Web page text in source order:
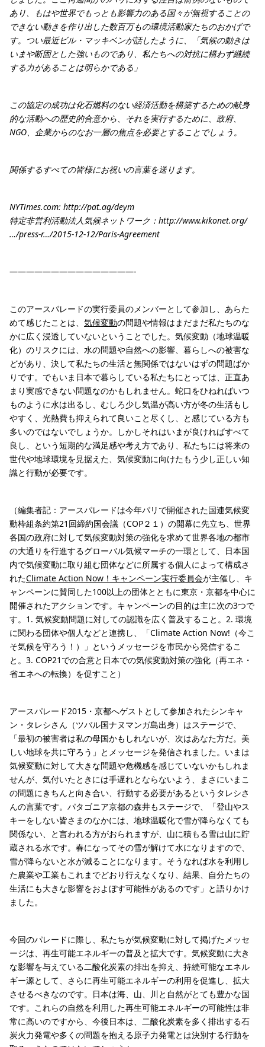
あり、もはや世界でもっとも影響力のある国々が無視することの
できない動きを作り出した数百万もの環境活動家たちのおかげで
す。つい最近ビル・マッキベンが話したように、「気候の動きは
いまや断固とした強いものであり、私たちへの対抗に構わず継続
する力があることは明らかである」
この協定の成功は化石燃料のない経済活動を構築するための献身
的な活動への歴史的合意から、それを実行するために、政府、
NGO、企業からのなお一層の焦点を必要とすることでしょう。
関係するすべての皆様にお祝いの言葉を送ります。
NYTimes.com: http://pat.ag/deym
特定非営利活動法人気候ネットワーク：http://www.kikonet.org/
…/press-r…/2015-12-12/Paris-Agreement
———————————————-
このアースパレードの実行委員のメンバーとして参加し、あらた
めて感じたことは、 気候変動の問題や情報はまだまだ私たちのな
かに広く浸透していないということでした。気候変動（地球温暖
化）のリスクには、水の問題や自然への影響、暮らしへの被害な
どがあり、決して私たちの生活と無関係ではないはずの問題ばか
りです。でもいま日本で暮らしている私たちにとっては、正直あ
まり実感できない問題なのかもしれません。蛇口をひねればいつ
ものように水は出るし、むしろ少し気温が高い方が冬の生活もし
やすく、光熱費も抑えられて良いこと尽くし、と感じている方も
多いのではないでしょうか。しかしそれはいまが良ければすべて
良し、という短期的な満足感や考え方であり、私たちには将来の
世代や地球環境を見据えた、気候変動に向けたもう少し正しい知
識と行動が必要です。
（編集者記：アースパレードは今年パリで開催された国連気候変
動枠組条約第21回締約国会議（COP２１）の開幕に先立ち、世界
各国の政府に対して気候変動対策の強化を求めて世界各地の都市
の大通りを行進するグローバル気候マーチの一環として、日本国
内で気候変動に取り組む団体などに所属する個人によって構成さ
れたClimate Action Now！キャンペーン実行委員会が主催し、キ
ャンペーンに賛同した100以上の団体とともに東京・京都を中心に
開催されたアクションです。キャンペーンの目的は主に次の3つで
す。1. 気候変動問題に対しての認識を広く普及すること。2. 環境
に関わる団体や個人などと連携し、「Climate Action Now!（今こ
そ気候を守ろう！）」というメッセージを市民から発信するこ
と。3. COP21での合意と日本での気候変動対策の強化（再エネ・
省エネへの転換）を促すこと）
アースパレード2015・京都へゲストとして参加されたシンキャ
ン・タレシさん（ツバル国ナヌマンガ島出身）はステージで、
「最初の被害者は私の母国かもしれないが、次はあなた方だ。美
しい地球を共に守ろう」とメッセージを発信されました。いまは
気候変動に対して大きな問題や危機感を感じていないかもしれま
せんが、気付いたときには手遅れとならないよう、まさにいまこ
の問題にきちんと向き合い、行動する必要があるというタレシさ
んの言葉です。パタゴニア京都の森井もステージで、「登山やス
キーをしない皆さまのなかには、地球温暖化で雪が降らなくても
関係ない、と言われる方がおられますが、山に積もる雪は山に貯
蔵される水です。春になってその雪が解けて水になりますので、
雪が降らないと水が減ることになります。そうなれば水を利用し
た農業や工業もこれまでどおり行えなくなり、結果、自分たちの
生活にも大きな影響をおよぼす可能性があるのです」と語りかけ
ました。
今回のパレードに際し、私たちが気候変動に対して掲げたメッセ
ージは、再生可能エネルギーの普及と拡大です。気候変動に大き
な影響を与えている二酸化炭素の排出を抑え、持続可能なエネル
ギー源として、さらに再生可能エネルギーの利用を促進し、拡大
させるべきなのです。日本は海、山、川と自然がとても豊かな国
です。これらの自然を利用した再生可能エネルギーの可能性は非
常に高いのですから、今後日本は、二酸化炭素を多く排出する石
炭火力発電や多くの問題を抱える原子力発電とは決別する行動を